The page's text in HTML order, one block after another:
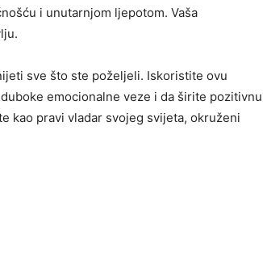
i unutarnjom ljepotom. Vaša
sve što ste poželjeli. Iskoristite ovu
emocionalne veze i da širite pozitivnu
kao pravi vladar svojeg svijeta, okruženi